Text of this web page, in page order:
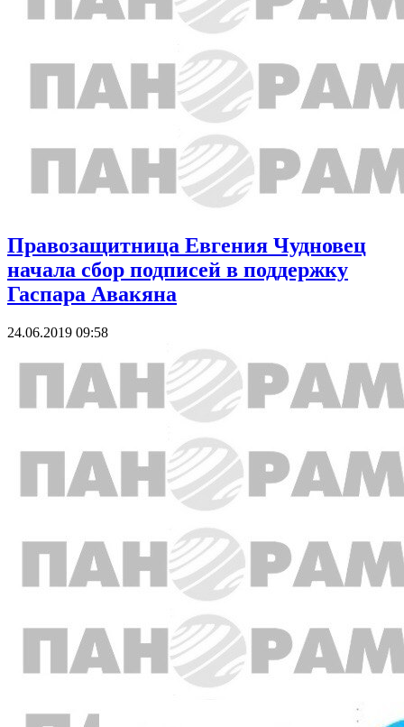
Правозащитница Евгения Чудновец
начала сбор подписей в поддержку
Гаспара Авакяна
24.06.2019 09:58